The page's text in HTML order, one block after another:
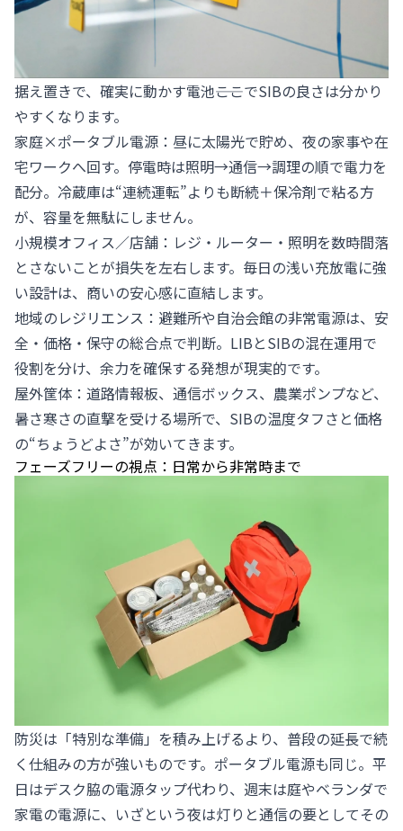
据え置きで、確実に動かす電池――ここでSIBの良さは分かり
やすくなります。
家庭×ポータブル電源：昼に太陽光で貯め、夜の家事や在
宅ワークへ回す。停電時は照明→通信→調理の順で電力を
配分。冷蔵庫は“連続運転”よりも断続＋保冷剤で粘る方
が、容量を無駄にしません。
小規模オフィス／店舗：レジ・ルーター・照明を数時間落
とさないことが損失を左右します。毎日の浅い充放電に強
い設計は、商いの安心感に直結します。
地域のレジリエンス：避難所や自治会館の非常電源は、安
全・価格・保守の総合点で判断。LIBとSIBの混在運用で
役割を分け、余力を確保する発想が現実的です。
屋外筐体：道路情報板、通信ボックス、農業ポンプなど、
暑さ寒さの直撃を受ける場所で、SIBの温度タフさと価格
の“ちょうどよさ”が効いてきます。
フェーズフリーの視点：日常から非常時まで
防災は「特別な準備」を積み上げるより、普段の延長で続
く仕組みの方が強いものです。ポータブル電源も同じ。平
日はデスク脇の電源タップ代わり、週末は庭やベランダで
家電の電源に、いざという夜は灯りと通信の要としてその